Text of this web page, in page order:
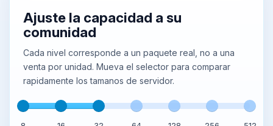
Ajuste la capacidad a su
comunidad
Cada nivel corresponde a un paquete real, no a una
venta por unidad. Mueva el selector para comparar
rapidamente los tamanos de servidor.